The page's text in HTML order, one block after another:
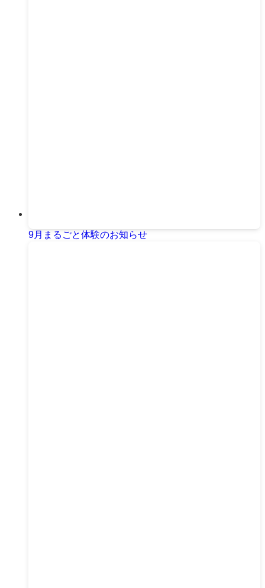
9月まるごと体験のお知らせ